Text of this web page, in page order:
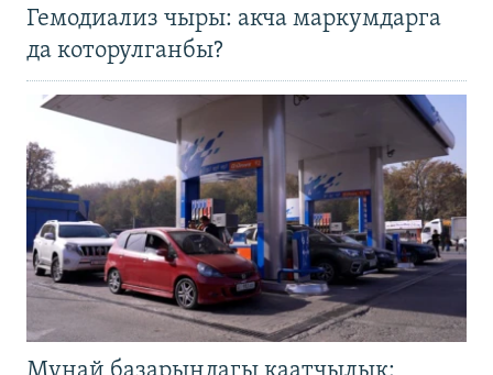
Гемодиализ чыры: акча маркумдарга
да которулганбы?